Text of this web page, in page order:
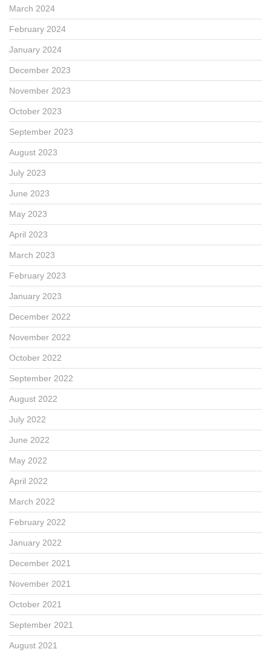
March 2024
February 2024
January 2024
December 2023
November 2023
October 2023
September 2023
August 2023
July 2023
June 2023
May 2023
April 2023
March 2023
February 2023
January 2023
December 2022
November 2022
October 2022
September 2022
August 2022
July 2022
June 2022
May 2022
April 2022
March 2022
February 2022
January 2022
December 2021
November 2021
October 2021
September 2021
August 2021